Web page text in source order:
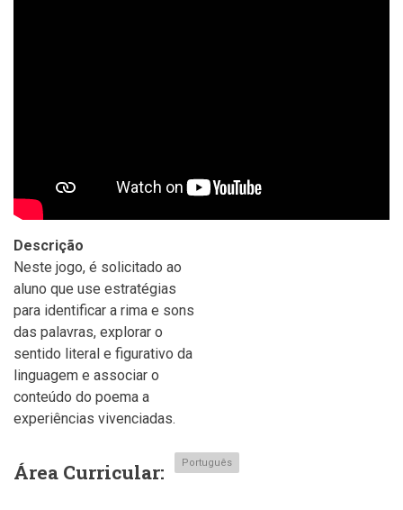
Descrição
Neste jogo, é solicitado ao
aluno que use estratégias
para identificar a rima e sons
das palavras, explorar o
sentido literal e figurativo da
linguagem e associar o
conteúdo do poema a
experiências vivenciadas.
Área Curricular Português